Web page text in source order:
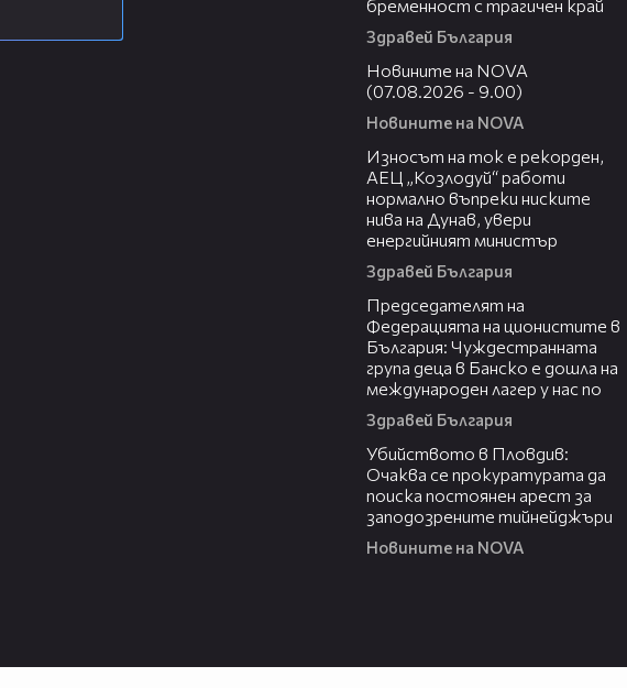
бременност с трагичен край
Здравей България
Новините на NOVA
(07.08.2026 - 9.00)
Новините на NOVA
Износът на ток е рекорден,
АЕЦ „Козлодуй“ работи
нормално въпреки ниските
нива на Дунав, увери
енергийният министър
Здравей България
Председателят на
Федерацията на ционистите в
България: Чуждестранната
група деца в Банско е дошла на
международен лагер у нас по
Здравей България
Убийството в Пловдив:
Очаква се прокуратурата да
поиска постоянен арест за
заподозрените тийнейджъри
Новините на NOVA